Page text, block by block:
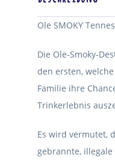
Ole SMOKY
Die Ole-Smoky-
den ersten,
Familie ihre
Trinkerlebnis
Es wird vermutet,
gebrannte,